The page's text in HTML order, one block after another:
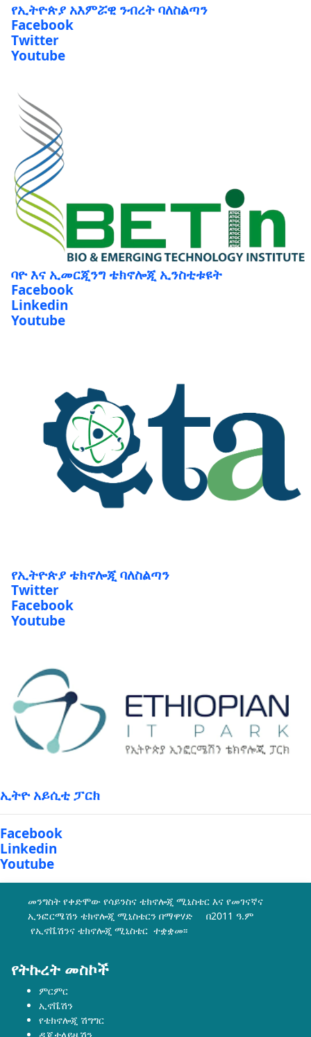
የኢትዮጵያ አእምሯዊ ንብረት ባለስልጣን
Facebook
Twitter
Youtube
ባዮ እና ኢመርጂንግ ቴክኖሎጂ ኢንስቲቱዩት
Facebook
Linkedin
Youtube
የኢትዮጵያ ቴክኖሎጂ ባለስልጣን
Twitter
Facebook
Youtube
ኢትዮ አይሲቲ ፓርክ
Facebook
Linkedin
Youtube
መንግስት የቀድሞው የሳይንስና ቴክኖሎጂ ሚኒስቴር እና የመገናኛና
ኢንፎርሜሽን ቴክኖሎጂ ሚኒስቴርን በማዋሃድ በ2011 ዓ.ም
የኢኖቬሽንና ቴክኖሎጂ ሚኒስቴር ተቋቋመ፡፡
የትኩረት መስኮች
ምርምር
ኢኖቬሽን
የቴክኖሎጂ ሽግግር